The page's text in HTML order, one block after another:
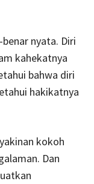
nyata. Diri
kahekatnya
bahwa diri
hakikatnya
kokoh
Dan